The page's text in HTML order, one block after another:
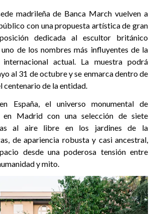
madrileña de Banca March vuelven a
con una propuesta artística de gran
dedicada al escultor británico
de los nombres más influyentes de la
internacional actual. La muestra podrá
al 31 de octubre y se enmarca dentro de
centenario de la entidad.
España, el universo monumental de
en Madrid con una selección de siete
al aire libre en los jardines de la
de apariencia robusta y casi ancestral,
desde una poderosa tensión entre
y mito.